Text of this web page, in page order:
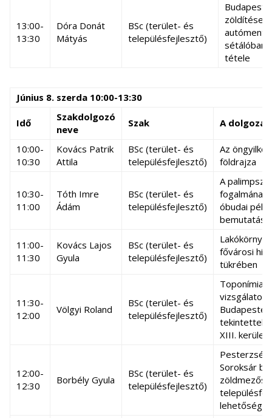
13:00-
13:30
Dóra Donát
Mátyás
BSc (terület- és
településfejlesztő)
Budapest
zöldítése,
tétele
Június 8. szerda 10:00-13:30
Idő
Szakdolgozó
neve
Szak A dolgozat
10:00-
10:30
Kovács Patrik
Attila
BSc (terület- és
településfejlesztő)
Az
földrajza
10:30-
11:00
Tóth Imre
Ádám
BSc (terület- és
településfejlesztő)
A
óbudai
bemutatása
11:00-
11:30
Kovács Lajos
Gyula
BSc (terület- és
településfejlesztő)
fővárosi
tükrében
11:30-
12:00
Völgyi Roland
BSc (terület- és
településfejlesztő)
Toponímiai
vizsgálatok
tekintettel a
XIII.
12:00-
12:30
Borbély Gyula
BSc (terület- és
településfejlesztő)
Soroksár
zöldmezős
lehetőségei